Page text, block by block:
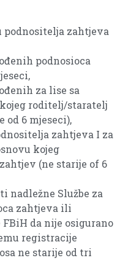
zahtjeva
podnosioca
za lise sa
roditelj/staratelj
od 6 mjeseci),
zahtjeva I za
kojeg
(ne starije of 6
nadležne Službe za
zahtjeva ili
da nije osigurano
registracije
ne starije od tri